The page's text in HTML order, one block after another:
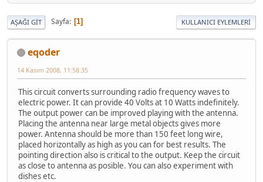
AŞAĞI GIT Sayfa 1 KULLANICI EYLEMLERI
eqoder
14 Kasım 2008, 11:58:35
This circuit converts surrounding radio frequency waves to
electric power. It can provide 40 Volts at 10 Watts indefinitely.
The output power can be improved playing with the antenna.
Placing the antenna near large metal objects gives more
power. Antenna should be more than 150 feet long wire,
placed horizontally as high as you can for best results. The
pointing direction also is critical to the output. Keep the circuit
as close to antenna as posible. You can also experiment with
dishes etc.